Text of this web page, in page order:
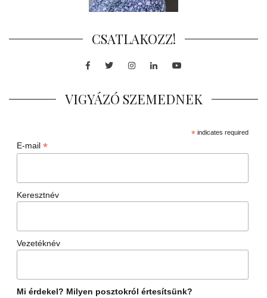
CSATLAKOZZ!
Facebook
TwitterInstagram
LinkedInYoutube
VIGYÁZÓ SZEMEDNEK
*indicates required
E-mail *
Keresztnév
Vezetéknév
Mi érdekel? Milyen posztokról értesítsünk?